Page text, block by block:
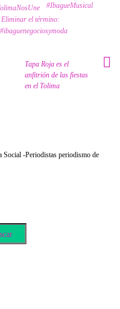
#IbagueMusical
Eliminar el término:
Tapa Roja es el
anfitrión de las fiestas
en el Tolima
-Periodistas periodismo de